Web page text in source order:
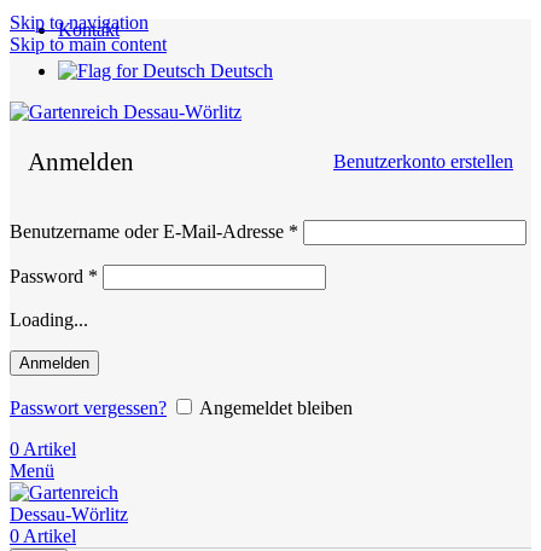
Skip to navigation
Skip to main content
Kontakt
Deutsch
Anmelden Benutzerkonto erstellen
Benutzername oder E-Mail-Adresse *
Password *
Loading...
Anmelden
Passwort vergessen?
Angemeldet bleiben
0 Artikel
Menü
0 Artikel